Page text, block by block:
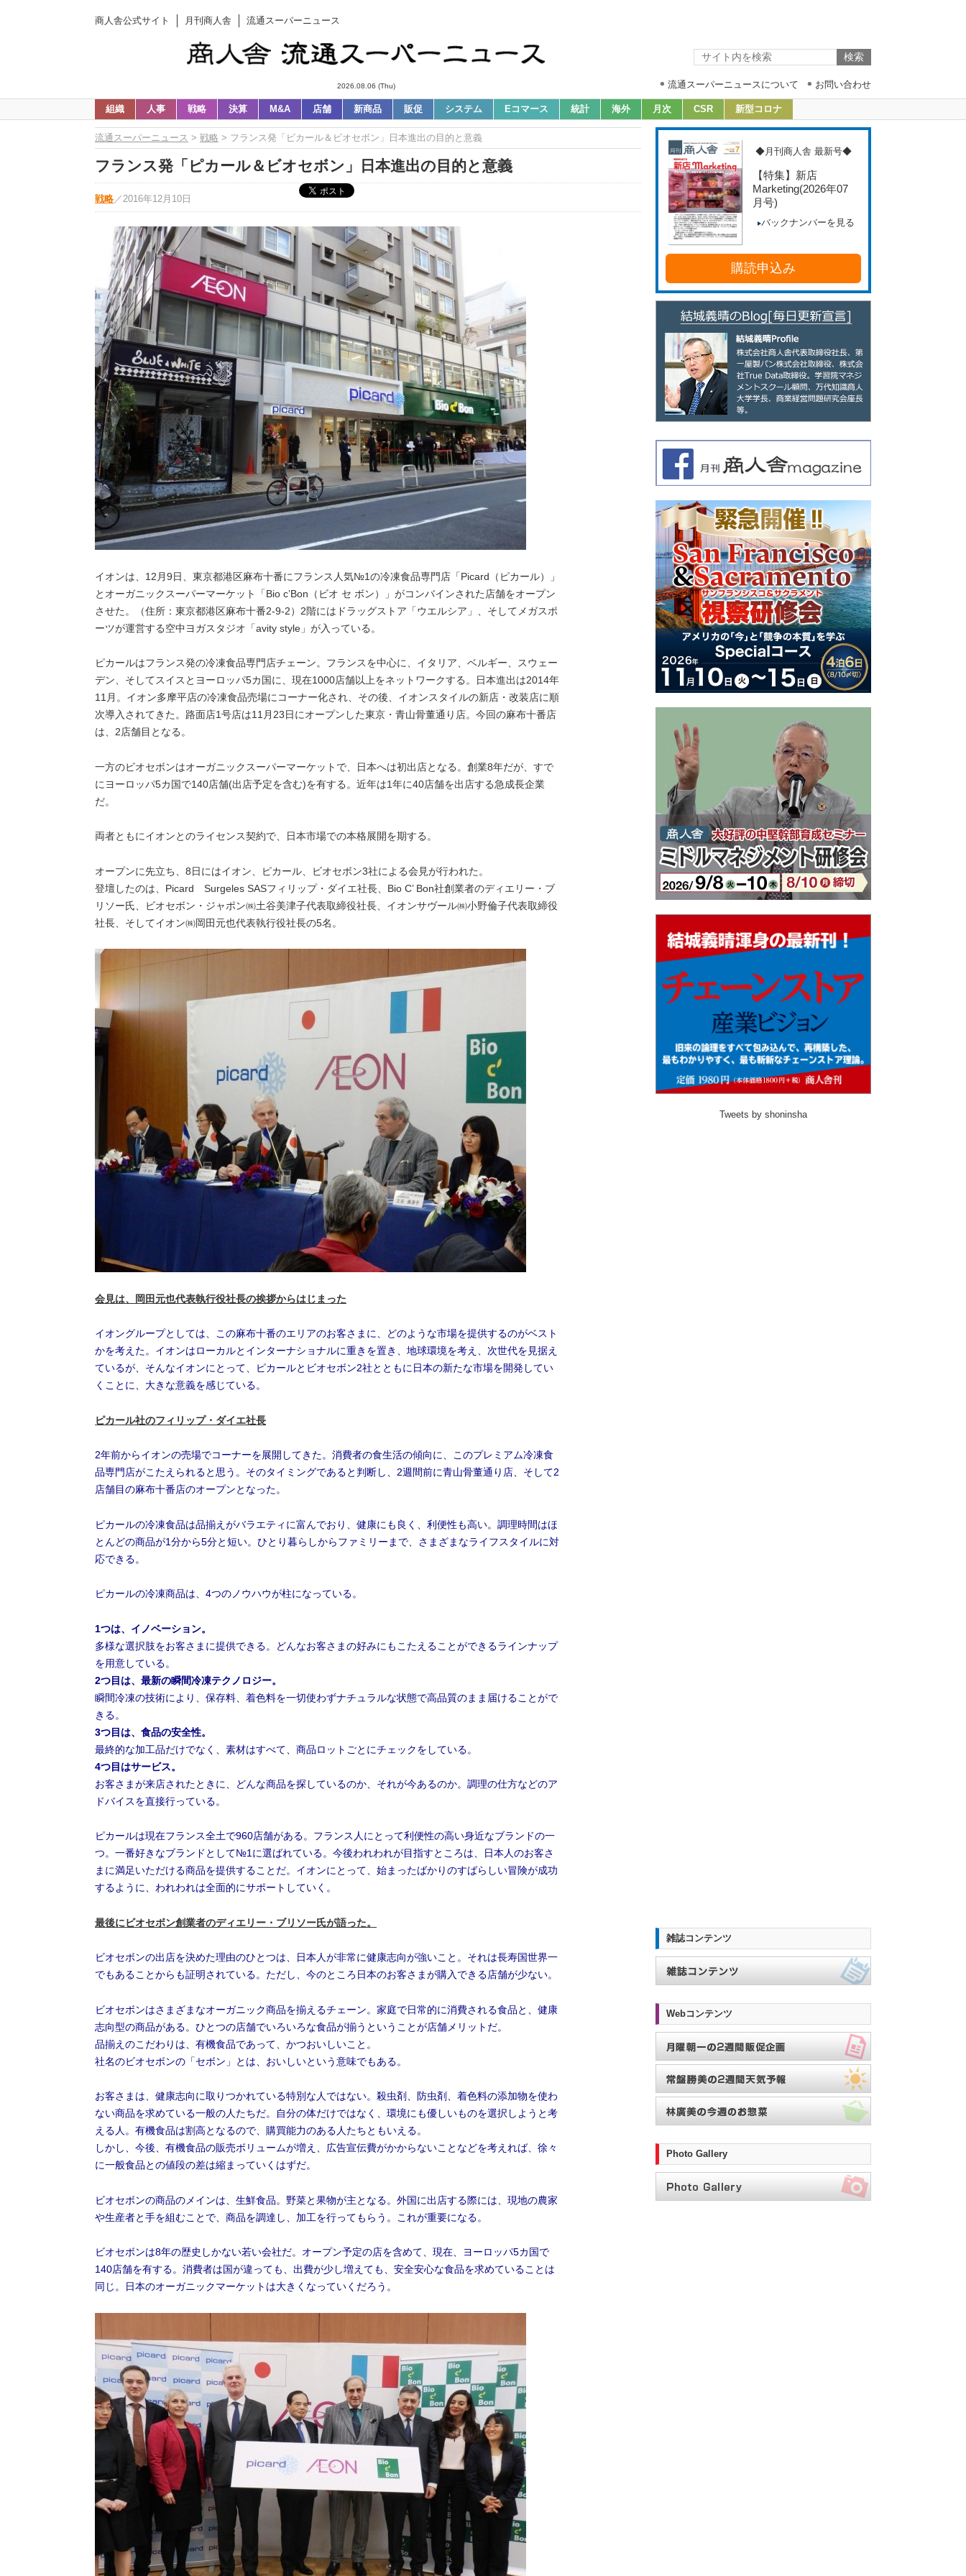
商人舎公式サイト 月刊商人舎 流通スーパーニュース
2026.08.06 (Thu) 流通スーパーニュースについて お問い合わせ
組織 人事 戦略 決算 M&A 店舗 新商品 販促 システム Eコマース 統計 海外 月次 CSR 新型コロナ
流通スーパーニュース > 戦略 > フランス発「ピカール＆ビオセボン」日本進出の目的と意義
フランス発「ピカール＆ビオセボン」日本進出の目的と意義
戦略 ／ 2016年12月10日
イオンは、12月9日、東京都港区麻布十番にフランス人気№1の冷凍食品専門店「Picard（ピカール）」
とオーガニックスーパーマーケット「Bio c’Bon（ビオ セ ボン）」がコンバインされた店舗をオープン
させた。（住所：東京都港区麻布十番2-9-2）2階にはドラッグストア「ウエルシア」、そしてメガスポ
ーツが運営する空中ヨガスタジオ「avity style」が入っている。
ピカールはフランス発の冷凍食品専門店チェーン。フランスを中心に、イタリア、ベルギー、スウェー
デン、そしてスイスとヨーロッパ5カ国に、現在1000店舗以上をネットワークする。日本進出は2014年
11月。イオン多摩平店の冷凍食品売場にコーナー化され、その後、イオンスタイルの新店・改装店に順
次導入されてきた。路面店1号店は11月23日にオープンした東京・青山骨董通り店。今回の麻布十番店
は、2店舗目となる。
一方のビオセボンはオーガニックスーパーマーケットで、日本へは初出店となる。創業8年だが、すで
にヨーロッパ5カ国で140店舗(出店予定を含む)を有する。近年は1年に40店舗を出店する急成長企業
だ。
両者ともにイオンとのライセンス契約で、日本市場での本格展開を期する。
オープンに先立ち、8日にはイオン、ピカール、ビオセボン3社による会見が行われた。
登壇したのは、Picard Surgeles SASフィリップ・ダイエ社長、Bio C’ Bon社創業者のディエリー・ブ
リソー氏、ビオセボン・ジャポン㈱土谷美津子代表取締役社長、イオンサヴール㈱小野倫子代表取締役
社長、そしてイオン㈱岡田元也代表執行役社長の5名。
会見は、岡田元也代表執行役社長の挨拶からはじまった
イオングループとしては、この麻布十番のエリアのお客さまに、どのような市場を提供するのがベスト
かを考えた。イオンはローカルとインターナショナルに重きを置き、地球環境を考え、次世代を見据え
ているが、そんなイオンにとって、ピカールとビオセボン2社とともに日本の新たな市場を開発してい
くことに、大きな意義を感じている。
ピカール社のフィリップ・ダイエ社長
2年前からイオンの売場でコーナーを展開してきた。消費者の食生活の傾向に、このプレミアム冷凍食
品専門店がこたえられると思う。そのタイミングであると判断し、2週間前に青山骨董通り店、そして2
店舗目の麻布十番店のオープンとなった。
ピカールの冷凍食品は品揃えがバラエティに富んでおり、健康にも良く、利便性も高い。調理時間はほ
とんどの商品が1分から5分と短い。ひとり暮らしからファミリーまで、さまざまなライフスタイルに対
応できる。
ピカールの冷凍商品は、4つのノウハウが柱になっている。
1つは、イノベーション。
多様な選択肢をお客さまに提供できる。どんなお客さまの好みにもこたえることができるラインナップ
を用意している。
2つ目は、最新の瞬間冷凍テクノロジー。
瞬間冷凍の技術により、保存料、着色料を一切使わずナチュラルな状態で高品質のまま届けることがで
きる。
3つ目は、食品の安全性。
最終的な加工品だけでなく、素材はすべて、商品ロットごとにチェックをしている。
4つ目はサービス。
お客さまが来店されたときに、どんな商品を探しているのか、それが今あるのか。調理の仕方などのア
ドバイスを直接行っている。
ピカールは現在フランス全土で960店舗がある。フランス人にとって利便性の高い身近なブランドの一
つ。一番好きなブランドとして№1に選ばれている。今後われわれが目指すところは、日本人のお客さ
まに満足いただける商品を提供することだ。イオンにとって、始まったばかりのすばらしい冒険が成功
するように、われわれは全面的にサポートしていく。
最後にビオセボン創業者のディエリー・ブリソー氏が語った。
ビオセボンの出店を決めた理由のひとつは、日本人が非常に健康志向が強いこと。それは長寿国世界一
でもあることからも証明されている。ただし、今のところ日本のお客さまが購入できる店舗が少ない。
ビオセボンはさまざまなオーガニック商品を揃えるチェーン。家庭で日常的に消費される食品と、健康
志向型の商品がある。ひとつの店舗でいろいろな食品が揃うということが店舗メリットだ。
品揃えのこだわりは、有機食品であって、かつおいしいこと。
社名のビオセボンの「セボン」とは、おいしいという意味でもある。
お客さまは、健康志向に取りつかれている特別な人ではない。殺虫剤、防虫剤、着色料の添加物を使わ
ない商品を求めている一般の人たちだ。自分の体だけではなく、環境にも優しいものを選択しようと考
える人。有機食品は割高となるので、購買能力のある人たちともいえる。
しかし、今後、有機食品の販売ボリュームが増え、広告宣伝費がかからないことなどを考えれば、徐々
に一般食品との値段の差は縮まっていくはずだ。
ビオセボンの商品のメインは、生鮮食品。野菜と果物が主となる。外国に出店する際には、現地の農家
や生産者と手を組むことで、商品を調達し、加工を行ってもらう。これが重要になる。
ビオセボンは8年の歴史しかない若い会社だ。オープン予定の店を含めて、現在、ヨーロッパ5カ国で
140店舗を有する。消費者は国が違っても、出費が少し増えても、安全安心な食品を求めていることは
同じ。日本のオーガニックマーケットは大きくなっていくだろう。
◆月刊商人舎 最新号◆
【特集】新店
Marketing(2026年07
月号)
バックナンバーを見る
購読申込み
Tweets by shoninsha
雑誌コンテンツ
Webコンテンツ
Photo Gallery